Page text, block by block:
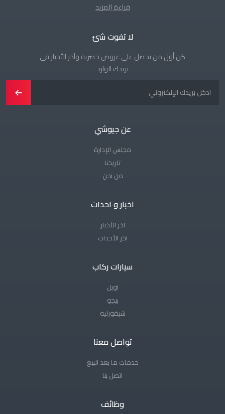
قراءة المزيد
لا تفوت شئ
كن أول من يحصل على عروض حصرية وآخر الأخبار في
بريدك الوارد
عن جيوشي
مجلس الإدارة
تاريخنا
من نحن
اخبار و احداث
اخر الأخبار
اخر الأحداث
سيارات ركاب
اوبل
بيجو
شيفورليه
تواصل معنا
خدمات ما بعد البيع
اتصل بنا
وظائف